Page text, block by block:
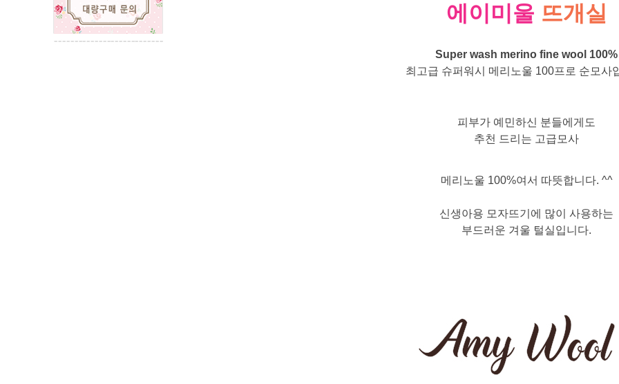
에이미울 뜨개실
Super wash merino fine wool 100%
최고급 슈퍼워시 메리노울 100프로 순모사
피부가 예민하신 분들에게도
추천 드리는 고급모사
메리노울 100%여서 따뜻합니다. ^^
신생아용 모자뜨기에 많이 사용하는
부드러운 겨울 털실입니다.